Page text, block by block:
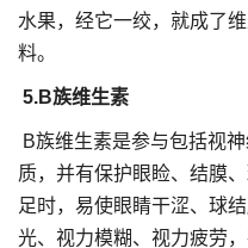
水果，经它一绞，就成了
料。
5.B族维生素
B族维生素是参与包括视
质，并有保护眼睑、结膜
足时，易使眼睛干涩、球
光、视力模糊、视力疲劳